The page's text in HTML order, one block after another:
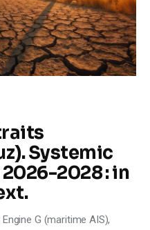
Systemic
2028 : in
G (maritime AIS),